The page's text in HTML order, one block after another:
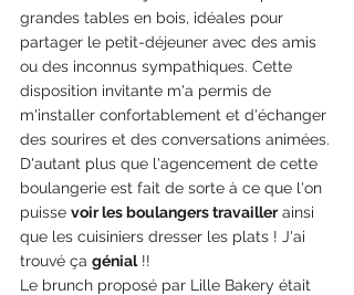
grandes tables en bois, idéales pour
partager le petit-déjeuner avec des amis
ou des inconnus sympathiques. Cette
disposition invitante m'a permis de
m'installer confortablement et d'échanger
des sourires et des conversations animées.
D'autant plus que l'agencement de cette
boulangerie est fait de sorte à ce que l'on
puisse voir les boulangers travailler ainsi
que les cuisiniers dresser les plats ! J'ai
trouvé ça génial !!
Le brunch proposé par Lille Bakery était